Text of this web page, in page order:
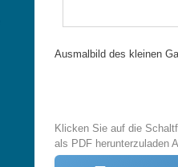
Ausmalbild des kleinen
Klicken Sie auf die
als PDF herunterzuladen